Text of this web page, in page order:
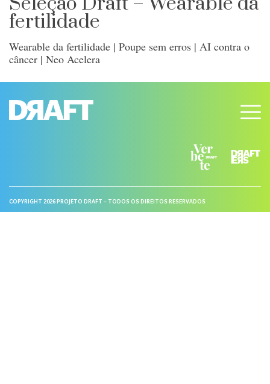
fertilidade
Wearable da fertilidade | Poupe sem erros | AI contra o
câncer | Neo Acelera
COPYRIGHT 2026 PROJETO DRAFT – TODOS OS DIREITOS RESERVADOS